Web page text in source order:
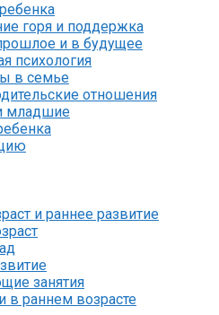
горя и поддержка
и в будущее
психология
в семье
отношения
младшие
и раннее развитие
занятия
в раннем возрасте